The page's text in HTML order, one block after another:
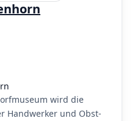
wird die
Handwerker und Obst-